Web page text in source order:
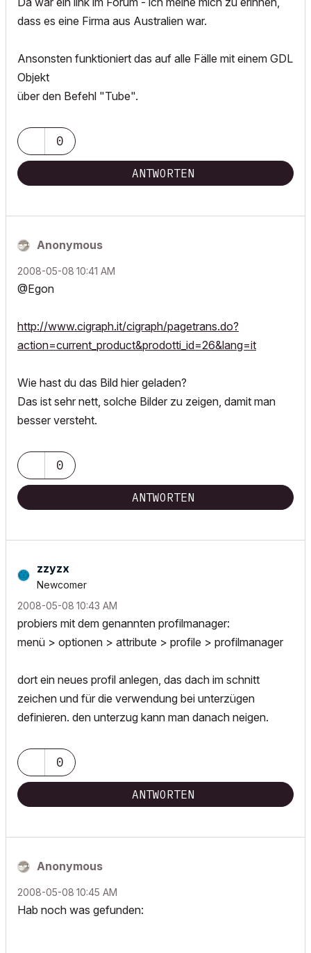
dass es eine Firma aus Australien war.
Ansonsten funktioniert das auf alle Fälle mit einem GDL
Objekt
über den Befehl "Tube".
0
ANTWORTEN
Anonymous
‎2008-05-08 10:41 AM
@Egon
http://www.cigraph.it/cigraph/pagetrans.do?
action=current_product&prodotti_id=26&lang=it
Wie hast du das Bild hier geladen?
Das ist sehr nett, solche Bilder zu zeigen, damit man
besser versteht.
0
ANTWORTEN
zzyzx
Newcomer
‎2008-05-08 10:43 AM
probiers mit dem genannten profilmanager:
menü > optionen > attribute > profile > profilmanager
dort ein neues profil anlegen, das dach im schnitt
zeichen und für die verwendung bei unterzügen
definieren. den unterzug kann man danach neigen.
0
ANTWORTEN
Anonymous
‎2008-05-08 10:45 AM
Hab noch was gefunden: